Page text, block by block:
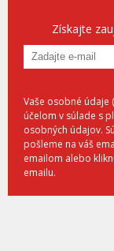
Získajte
Vaše osobné údaje
účelom v súlade s
osobných údajov.
pošleme na váš
emailom alebo
emailu.